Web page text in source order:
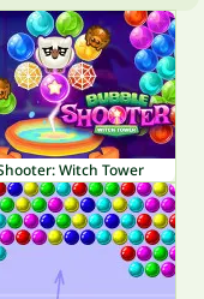
Witch Tower